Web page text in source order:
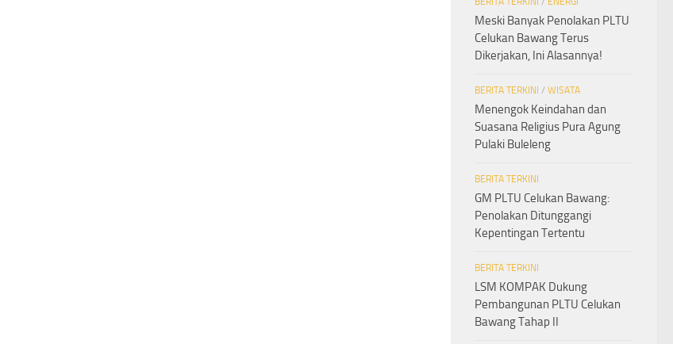
Meski Banyak Penolakan PLTU
Celukan Bawang Terus
Dikerjakan, Ini Alasannya!
BERITA TERKINI / WISATA
Menengok Keindahan dan
Suasana Religius Pura Agung
Pulaki Buleleng
BERITA TERKINI
GM PLTU Celukan Bawang:
Penolakan Ditunggangi
Kepentingan Tertentu
BERITA TERKINI
LSM KOMPAK Dukung
Pembangunan PLTU Celukan
Bawang Tahap II